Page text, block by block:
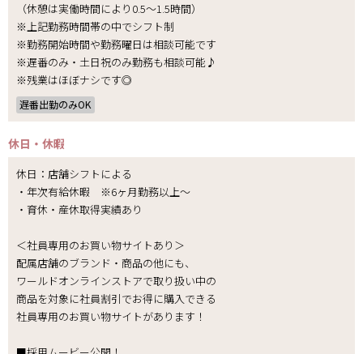
（休憩は実働時間により0.5～1.5時間）
※上記勤務時間帯の中でシフト制
※勤務開始時間や勤務曜日は相談可能です
※遅番のみ・土日祝のみ勤務も相談可能♪
※残業はほぼナシです◎
遅番出勤のみOK
休日・休暇
休日：店舗シフトによる
・年次有給休暇 ※6ヶ月勤務以上～
・育休・産休取得実績あり
＜社員専用のお買い物サイトあり＞
配属店舗のブランド・商品の他にも、
ワールドオンラインストアで取り扱い中の
商品を対象に社員割引でお得に購入できる
社員専用のお買い物サイトがあります！